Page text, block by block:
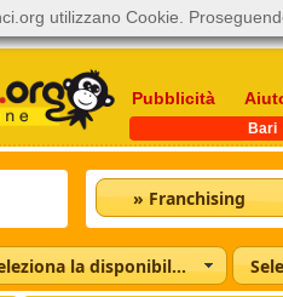
Pubblicità
Bari
» Franchising
Seleziona la disponibilità
utilizzano Cookie.